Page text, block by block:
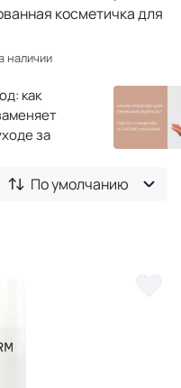
косметичка для
наличии
как
за
По умолчанию